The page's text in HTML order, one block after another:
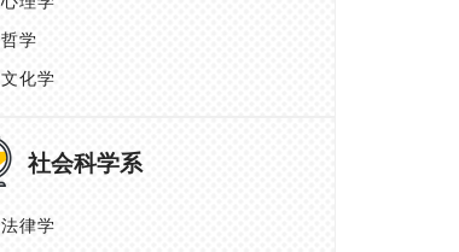
哲学
文化学
社会科学系
法律学